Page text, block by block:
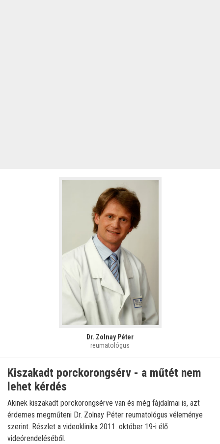
Dr. Zolnay Péter
reumatológus
Kiszakadt porckorongsérv - a műtét nem
lehet kérdés
Akinek kiszakadt porckorongsérve van és még fájdalmai is, azt
érdemes megműteni Dr. Zolnay Péter reumatológus véleménye
szerint. Részlet a videoklinika 2011. október 19-i élő
videórendeléséből.